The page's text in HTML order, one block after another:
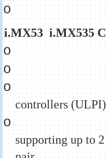
o
i.MX53 i.MX535
o
o
o
controllers (ULPI)
o
supporting up to